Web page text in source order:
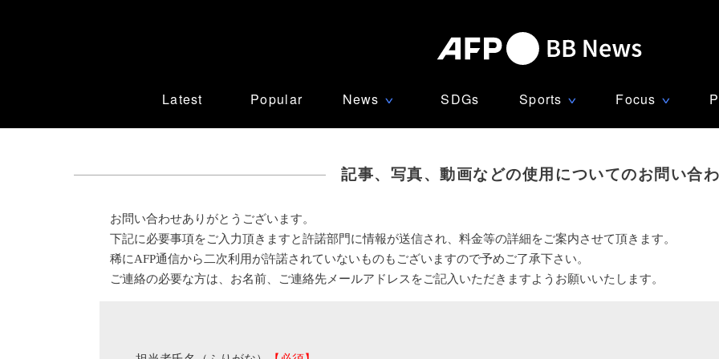
Latest Popular News ∨ SDGs Sports ∨ Focus ∨
記事、写真、動画などの使用についてのお問い合
お問い合わせありがとうございます。
下記に必要事項をご入力頂きますと許諾部門に情報が送信され、料金等の詳細をご案内させて頂きます。
稀にAFP通信から二次利用が許諾されていないものもございますので予めご了承下さい。
ご連絡の必要な方は、お名前、ご連絡先メールアドレスをご記入いただきますようお願いいたします。